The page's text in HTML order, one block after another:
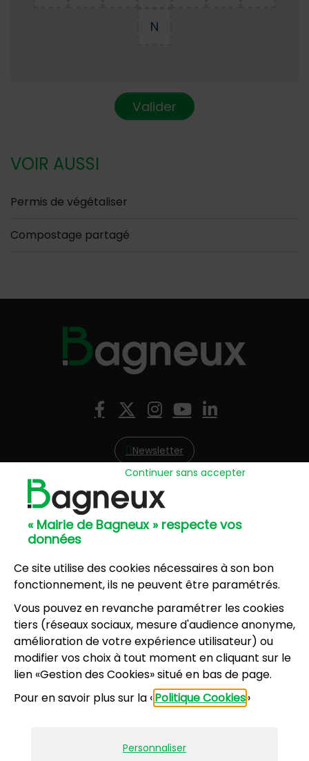
« Mairie de Bagneux » respecte vos
données
Ce site utilise des cookies nécessaires à son bon
fonctionnement, ils ne peuvent être paramétrés.
Vous pouvez en revanche paramétrer les cookies
tiers (réseaux sociaux, mesure d'audience anonyme,
amélioration de votre expérience utilisateur) ou
modifier vos choix à tout moment en cliquant sur le
lien «Gestion des Cookies» situé en bas de page.
Pour en savoir plus sur la «Politique Cookies»
Personnaliser
Continuer sans accepter
N
Valider
VOIR AUSSI
Permis de végétaliser
Compostage partagé
Facebook
X (Twitter)
Instagram
YouTube
LinkedIn
Newsletter
Hôtel de Ville
57, avenue Henri Ravera - 92220 Bagneux
01 42 31 60 00
8, résidence du Port Galand - 92220 Bagneux
01 45 47 62 00
NOUS CONTACTER
Horaires d’ouverture:
Lundi, mercredi, jeudi, vendredi : 8h30-12h et
13h30-17h
Samedi : 9h-12h pour le service État civil (hors